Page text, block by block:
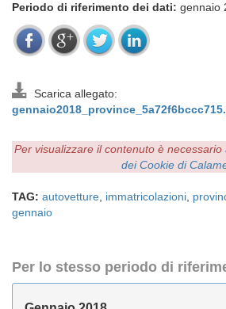
Periodo di riferimento dei dati: gennaio
Scarica allegato:
Per visualizzare il contenuto è necessario
dei Cookie di
TAG: autovetture immatricolazioni
gennaio
Per lo stesso periodo di